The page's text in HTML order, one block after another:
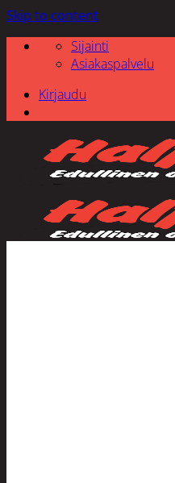
Skip to content
Sijainti
Asiakaspalvelu
Kirjaudu